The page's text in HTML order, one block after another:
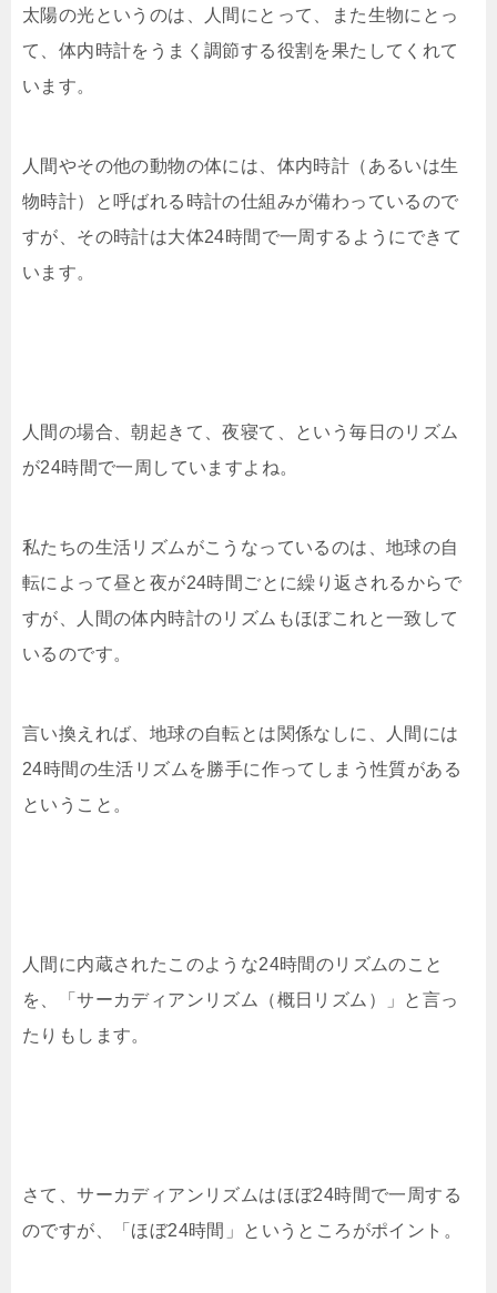
太陽の光というのは、人間にとって、また生物にとっ
て、体内時計をうまく調節する役割を果たしてくれて
います。
人間やその他の動物の体には、体内時計（あるいは生
物時計）と呼ばれる時計の仕組みが備わっているので
すが、その時計は大体24時間で一周するようにできて
います。
人間の場合、朝起きて、夜寝て、という毎日のリズム
が24時間で一周していますよね。
私たちの生活リズムがこうなっているのは、地球の自
転によって昼と夜が24時間ごとに繰り返されるからで
すが、人間の体内時計のリズムもほぼこれと一致して
いるのです。
言い換えれば、地球の自転とは関係なしに、人間には
24時間の生活リズムを勝手に作ってしまう性質がある
ということ。
人間に内蔵されたこのような24時間のリズムのこと
を、「サーカディアンリズム（概日リズム）」と言っ
たりもします。
さて、サーカディアンリズムはほぼ24時間で一周する
のですが、「ほぼ24時間」というところがポイント。